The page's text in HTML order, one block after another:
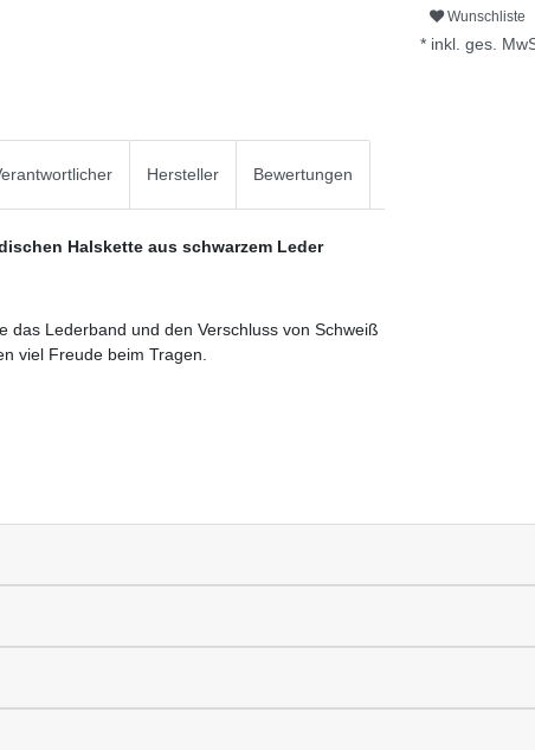
Wunschliste
* inkl. ges.
Hersteller Bewertungen
Halskette aus schwarzem Leder
das Lederband und den Verschluss von Schweiß
viel Freude beim Tragen.